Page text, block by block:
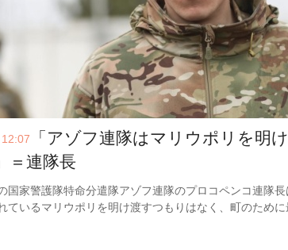
「アゾフ連隊はマリウポリを明
＝連隊長
国家警護隊特命分遣隊アゾフ連隊のプロコペンコ連隊
ているマリウポリを明け渡すつもりはなく、町のため